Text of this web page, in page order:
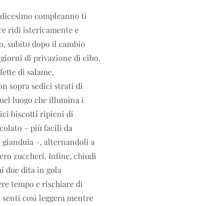
compleanno ti
ridi istericamente e
subito dopo il cambio
di privazione di cibo.
di salame,
sopra sedici strati di
luogo che illumina i
biscotti ripieni di
– più facili da
–, alternandoli a
zuccheri. Infine, chiudi
due dita in gola
tempo e rischiare di
così leggera mentre